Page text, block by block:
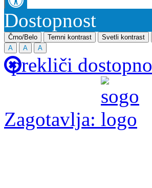
Dostopnost
Črno/Belo Temni kontrast Svetli kontrast
A
A A
prekliči
Zagotavlja: